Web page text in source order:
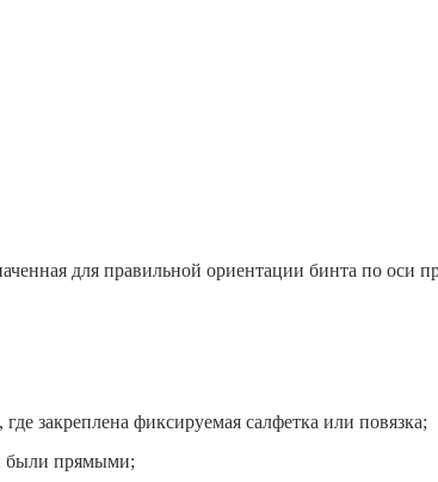
для правильной ориентации бинта по оси
закреплена фиксируемая салфетка или повязка;
были прямыми;